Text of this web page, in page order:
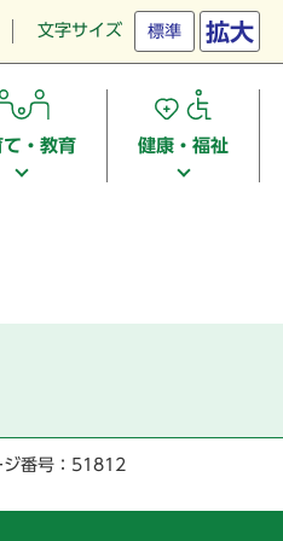
文字サイズ 標準 拡大
て・教育 健康・福祉
ジ番号：51812